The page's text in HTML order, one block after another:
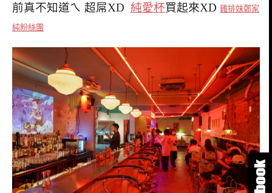
前真不知道ㄟ 超屌XD 純愛杯買起來XD 雞排妹鄭家
純粉絲團